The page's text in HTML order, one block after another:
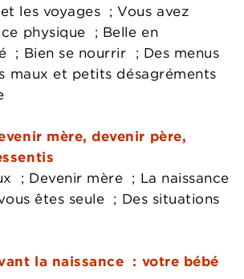
les voyages ; Vous avez
physique ; Belle en
; Bien se nourrir ; Des menus
maux et petits désagréments
mère, devenir père,
; Devenir mère ; La naissance
êtes seule ; Des situations
la naissance : votre bébé